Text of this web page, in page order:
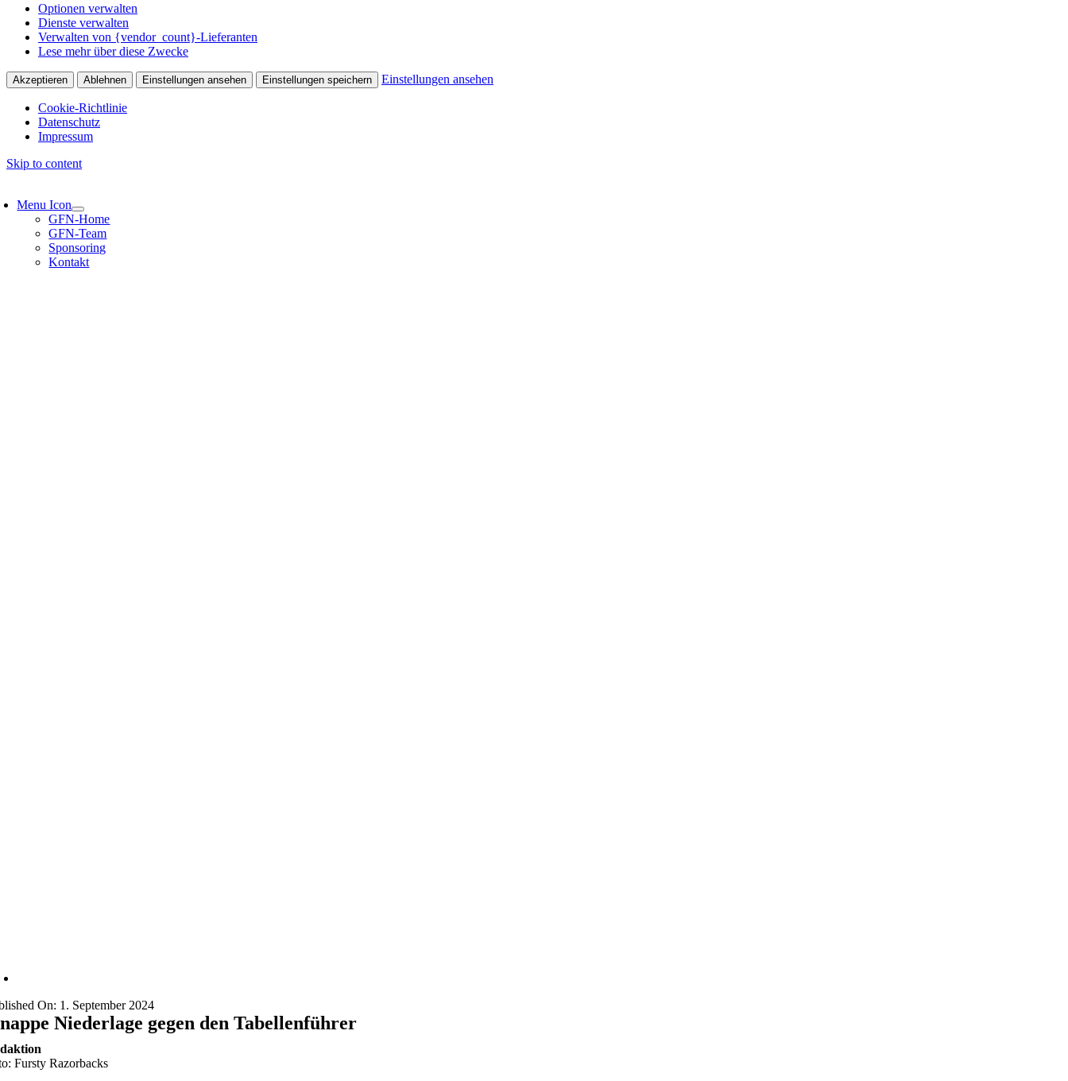
Optionen verwalten
Dienste verwalten
Verwalten von {vendor_count}-Lieferanten
Lese mehr über diese Zwecke
Akzeptieren Ablehnen Einstellungen ansehen Einstellungen speichern Einstellungen ansehen
Cookie-Richtlinie
Datenschutz
Impressum
Skip to content
Menu Icon
GFN-Home
GFN-Team
Sponsoring
Kontakt
On: 1. September 2024
Niederlage gegen den Tabellenführer
Fursty Razorbacks